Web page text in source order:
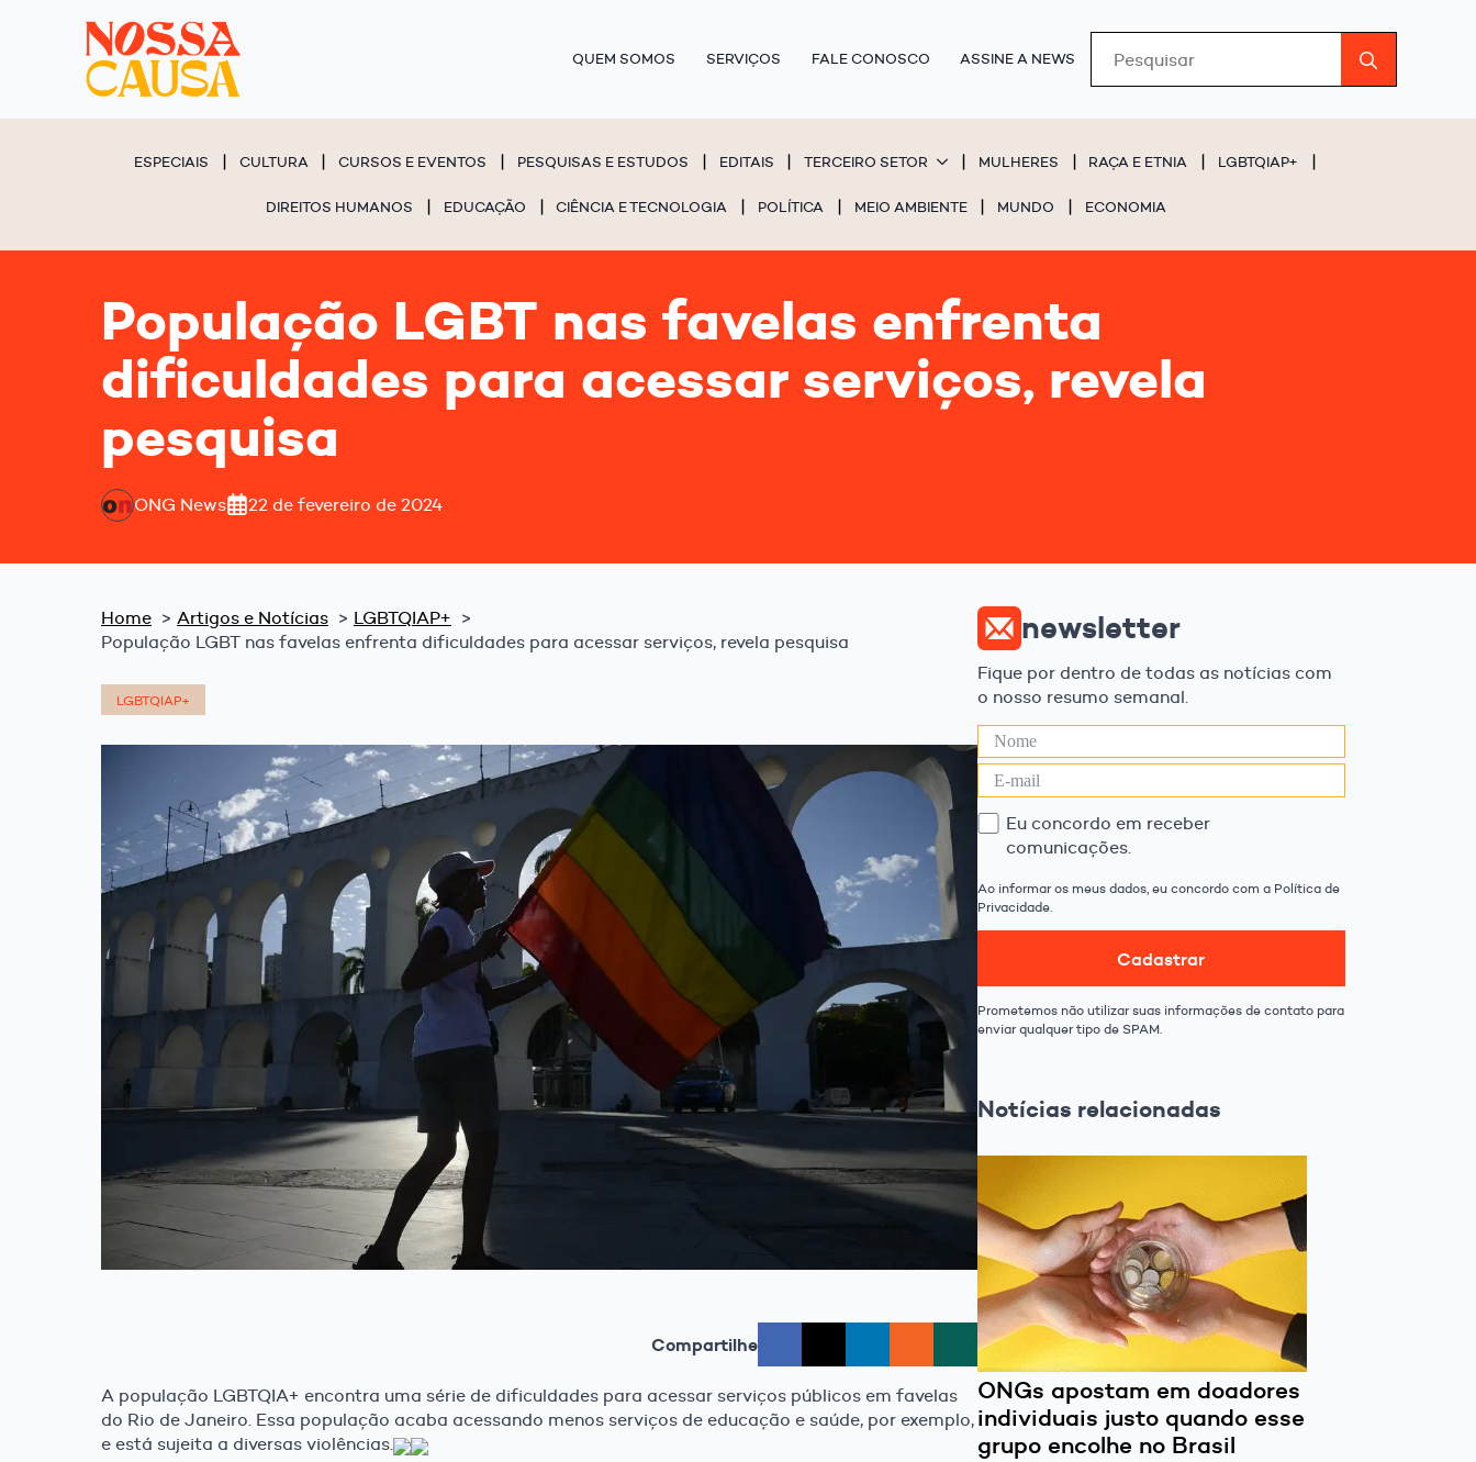
QUEM SOMOS SERVIÇOS FALE CONOSCO ASSINE A NEWS
ESPECIAIS CULTURA CURSOS E EVENTOS PESQUISAS E ESTUDOS EDITAIS TERCEIRO SETOR MULHERES RAÇA E ETNIA LGBTQIAP+
DIREITOS HUMANOS EDUCAÇÃO CIÊNCIA E TECNOLOGIA POLÍTICA MEIO AMBIENTE MUNDO ECONOMIA
População LGBT nas favelas enfrenta
dificuldades para acessar serviços, revela
pesquisa
ONG News 22 de fevereiro de 2024
Home Artigos e Notícias
LGBTQIAP+
População LGBT nas favelas enfrenta dificuldades para acessar serviços, revela pesquisa
LGBTQIAP+
Compartilhe
A população LGBTQIA+ encontra uma série de dificuldades para acessar serviços públicos em favelas
do Rio de Janeiro. Essa população acaba acessando menos serviços de educação e saúde, por exemplo,
e está sujeita a diversas violências.
newsletter
Fique por dentro de todas as notícias com
o nosso resumo semanal.
Eu concordo em receber
comunicações.
Ao informar os meus dados, eu concordo com a Política de
Privacidade.
Cadastrar
Prometemos não utilizar suas informações de contato para
enviar qualquer tipo de SPAM.
Notícias relacionadas
ONGs apostam em doadores
individuais justo quando esse
grupo encolhe no Brasil